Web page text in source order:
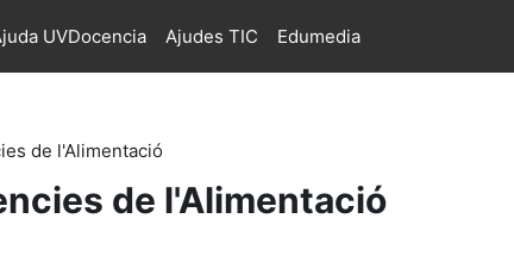
UVDocencia Ajudes TIC Edumedia
de l'Alimentació
de l'Alimentació